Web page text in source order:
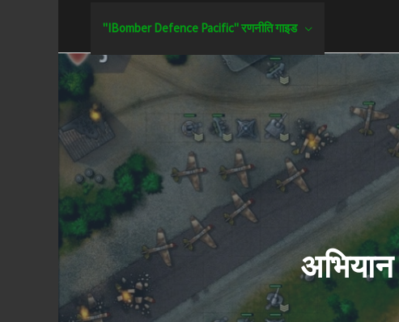
"IBomber Defence Pacific" रणनीति गाइड